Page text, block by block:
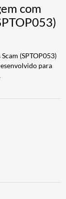
com
(SPTOP053)
para